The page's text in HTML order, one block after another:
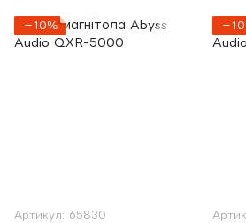
−10%
Артикул: 65830